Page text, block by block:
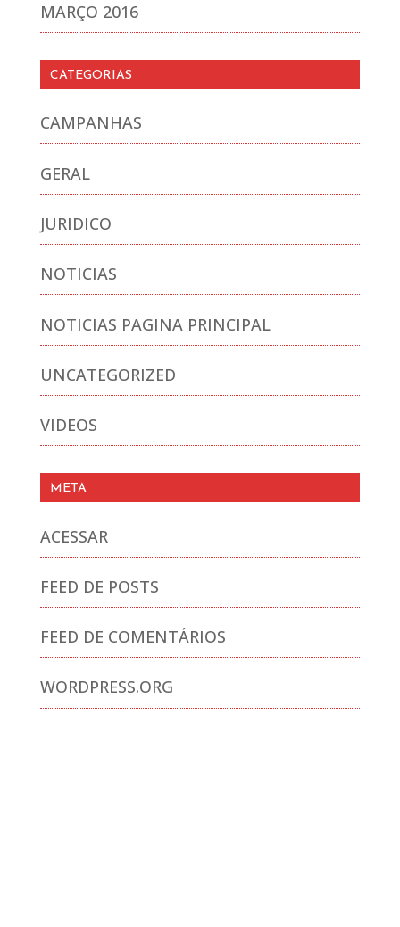
MARÇO 2016
CATEGORIAS
CAMPANHAS
GERAL
JURIDICO
NOTICIAS
NOTICIAS PAGINA PRINCIPAL
UNCATEGORIZED
VIDEOS
META
ACESSAR
FEED DE POSTS
FEED DE COMENTÁRIOS
WORDPRESS.ORG